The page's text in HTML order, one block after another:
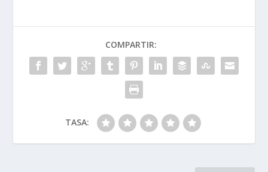
COMPARTIR:
TASA: